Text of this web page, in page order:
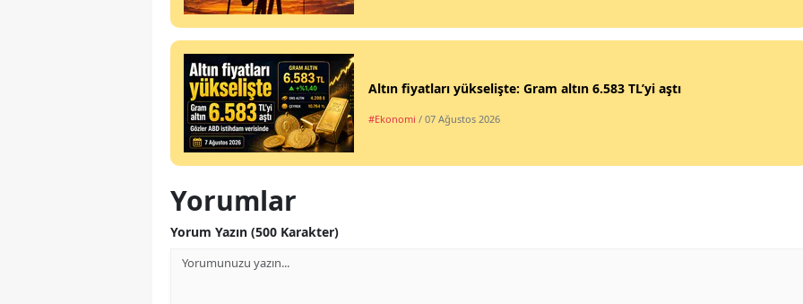
Altın fiyatları yükselişte: Gram altın 6.583 TL’yi aştı
#Ekonomi / 07 Ağustos 2026
Yorumlar
Yorum Yazın (500 Karakter)